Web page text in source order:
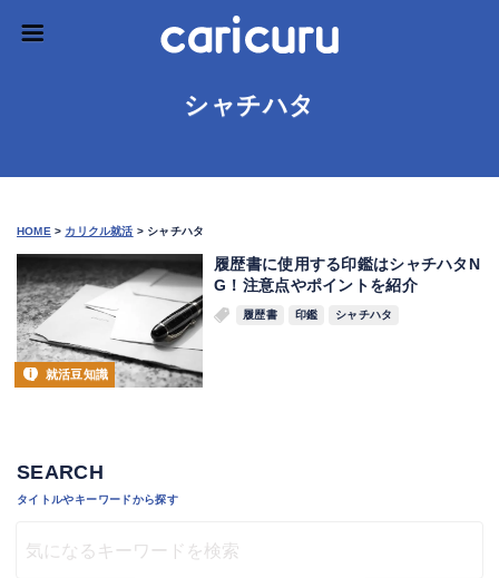
シャチハタ
HOME > カリクル就活 > シャチハタ
就活豆知識
履歴書に使用する印鑑はシャチハタN
G！注意点やポイントを紹介
履歴書 印鑑 シャチハタ
SEARCH
タイトルやキーワードから探す